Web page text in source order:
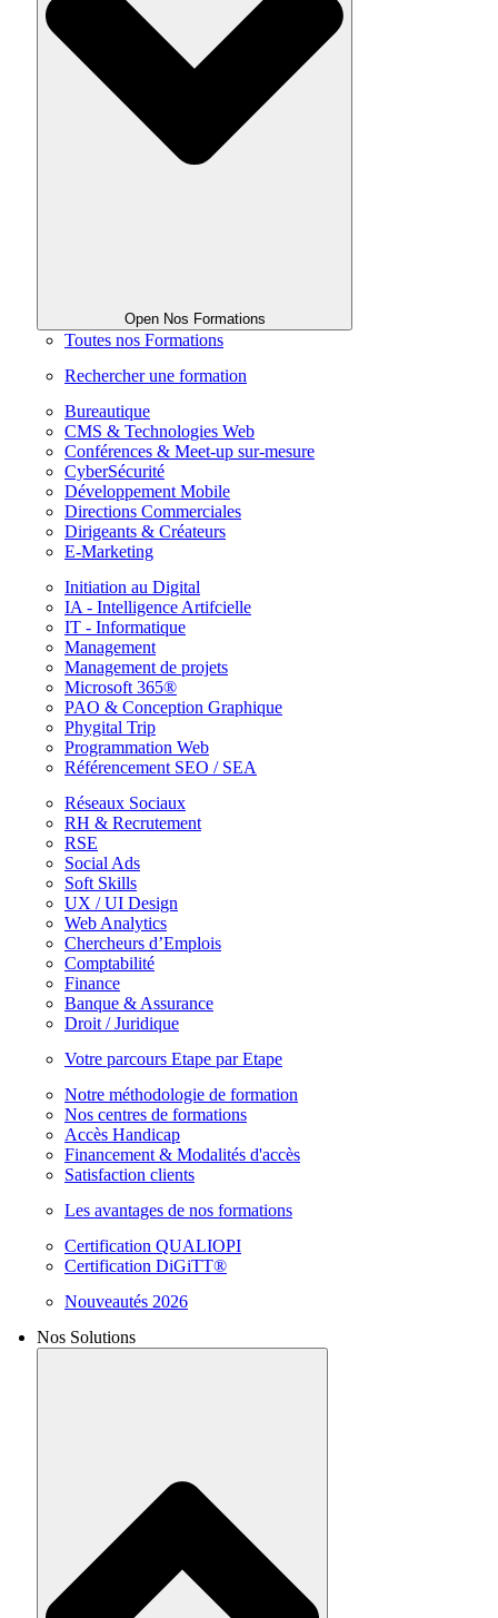
Open Nos Formations
Toutes nos Formations
Rechercher une formation
Bureautique
CMS & Technologies Web
Conférences & Meet-up sur-mesure
CyberSécurité
Développement Mobile
Directions Commerciales
Dirigeants & Créateurs
E-Marketing
Initiation au Digital
IA - Intelligence Artifcielle
IT - Informatique
Management
Management de projets
Microsoft 365®
PAO & Conception Graphique
Phygital Trip
Programmation Web
Référencement SEO / SEA
Réseaux Sociaux
RH & Recrutement
RSE
Social Ads
Soft Skills
UX / UI Design
Web Analytics
Chercheurs d’Emplois
Comptabilité
Finance
Banque & Assurance
Droit / Juridique
Votre parcours Etape par Etape
Notre méthodologie de formation
Nos centres de formations
Accès Handicap
Financement & Modalités d'accès
Satisfaction clients
Les avantages de nos formations
Certification QUALIOPI
Certification DiGiTT®
Nouveautés 2026
Nos Solutions